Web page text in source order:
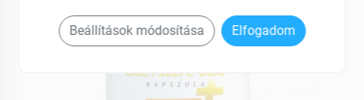
Beállítások módosítása Elfogadom